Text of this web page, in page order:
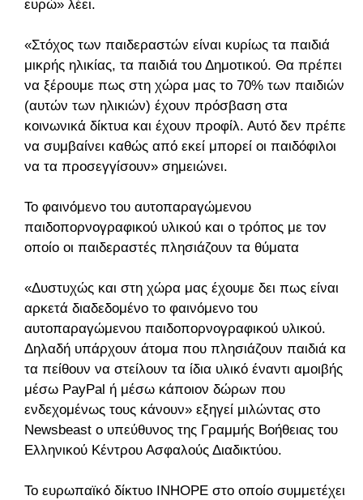
ευρώ» λέει.
«Στόχος των παιδεραστών είναι κυρίως τα παιδιά
μικρής ηλικίας, τα παιδιά του Δημοτικού. Θα πρέπει
να ξέρουμε πως στη χώρα μας το 70% των παιδιών
(αυτών των ηλικιών) έχουν πρόσβαση στα
κοινωνικά δίκτυα και έχουν προφίλ. Αυτό δεν πρέπει
να συμβαίνει καθώς από εκεί μπορεί οι παιδόφιλοι
να τα προσεγγίσουν» σημειώνει.
Το φαινόμενο του αυτοπαραγώμενου
παιδοπορνογραφικού υλικού και ο τρόπος με τον
οποίο οι παιδεραστές πλησιάζουν τα θύματα
«Δυστυχώς και στη χώρα μας έχουμε δει πως είναι
αρκετά διαδεδομένο το φαινόμενο του
αυτοπαραγώμενου παιδοπορνογραφικού υλικού.
Δηλαδή υπάρχουν άτομα που πλησιάζουν παιδιά και
τα πείθουν να στείλουν τα ίδια υλικό έναντι αμοιβής
μέσω PayPal ή μέσω κάποιον δώρων που
ενδεχομένως τους κάνουν» εξηγεί μιλώντας στο
Newsbeast ο υπεύθυνος της Γραμμής Βοήθειας του
Ελληνικού Κέντρου Ασφαλούς Διαδικτύου.
To ευρωπαϊκό δίκτυο INHOPE στο οποίο συμμετέχει